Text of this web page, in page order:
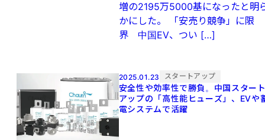
増の2195万5000基になったと明
かにした。 「安売り競争」に限
界 中国EV、つい […]
2025.01.23 スタートアップ
安全性や効率性で勝負。中国スター
アップの「高性能ヒューズ」、EVや
電システムで活躍